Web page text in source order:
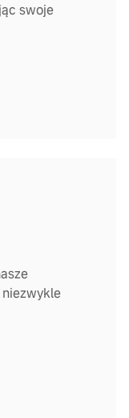
swoje